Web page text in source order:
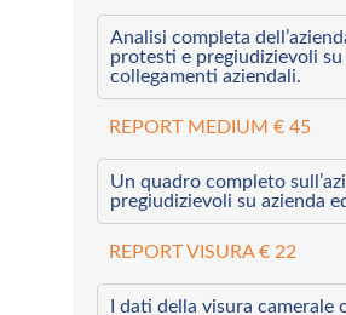
Analisi completa
protesti e pregiudizievoli
collegamenti aziendali.
REPORT MEDIUM € 45
Un quadro completo
pregiudizievoli su azienda
REPORT VISURA € 22
I dati della visura